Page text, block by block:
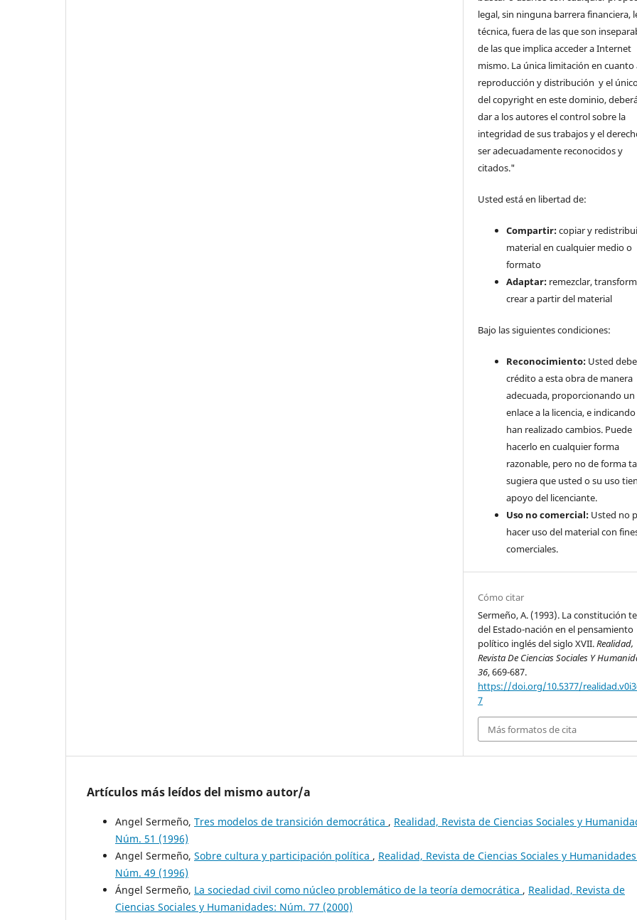
legal, sin ninguna barrera financiera,
técnica, fuera de las que son
de las que implica acceder a Internet
mismo. La única limitación en cuanto
reproducción y distribución y el
del copyright en este dominio,
dar a los autores el control sobre la
integridad de sus trabajos y el
ser adecuadamente reconocidos y
citados."
Usted está en libertad de:
Compartir:copiar y
material en cualquier medio o
formato
Adaptar: remezclar,
crear a partir del material
Bajo las siguientes condiciones:
Reconocimiento: Usted
crédito a esta obra de manera
adecuada, proporcionando un
enlace a la licencia, e indicando
han realizado cambios. Puede
hacerlo en cualquier forma
razonable, pero no de forma
sugiera que usted o su uso
apoyo del licenciante.
Uso no comercial: Usted no
hacer uso del material con
comerciales.
Cómo citar
Sermeño, A. (1993). La constitución
del Estado-nación en el pensamiento
político inglés del siglo XVII.Realidad,
Revista De Ciencias Sociales Y
36, 669-687.
https://doi.org/10.5377/
7
Más formatos de cita
Artículos más leídos del mismo autor/a
Angel Sermeño, Tres modelos de transición democrática , Realidad, Revista de Ciencias Sociales y
Núm. 51 (1996)
Angel Sermeño, Sobre cultura y participación política , Realidad, Revista de Ciencias Sociales y
Núm. 49 (1996)
Ángel Sermeño, La sociedad civil como núcleo problemático de la teoría democrática , Realidad, Revista de
Ciencias Sociales y Humanidades: Núm. 77 (2000)